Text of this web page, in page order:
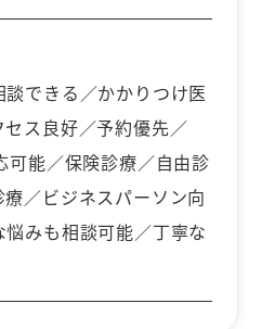
できる／かかりつけ医
ス良好／予約優先／
可能／保険診療／自由診
／ビジネスパーソン向
みも相談可能／丁寧な